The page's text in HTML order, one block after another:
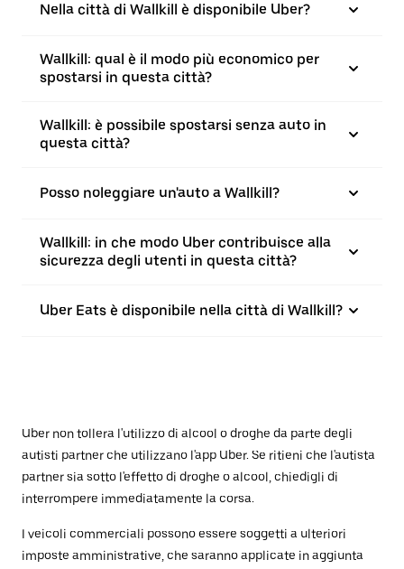
Nella città di Wallkill è disponibile Uber?
Wallkill: qual è il modo più economico per
spostarsi in questa città?
Wallkill: è possibile spostarsi senza auto in
questa città?
Posso noleggiare un'auto a Wallkill?
Wallkill: in che modo Uber contribuisce alla
sicurezza degli utenti in questa città?
Uber Eats è disponibile nella città di Wallkill?
Uber non tollera l'utilizzo di alcool o droghe da parte degli
autisti partner che utilizzano l'app Uber. Se ritieni che l'autista
partner sia sotto l'effetto di droghe o alcool, chiedigli di
interrompere immediatamente la corsa.
I veicoli commerciali possono essere soggetti a ulteriori
imposte amministrative, che saranno applicate in aggiunta